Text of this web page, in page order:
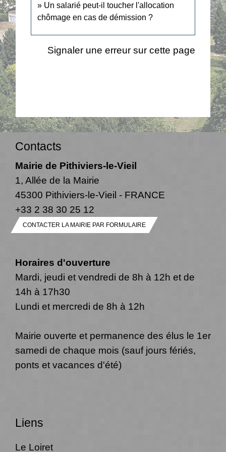
Un salarié peut-il toucher l'allocation
chômage en cas de démission ?
Signaler une erreur sur cette page
Contacts
Mairie de Pithiviers-le-Vieil
1, Allée de la Mairie
45300 Pithiviers-le-Vieil - FRANCE
+33 2 38 30 25 12
CONTACTER LA MAIRIE PAR FORMULAIRE
Horaires d'ouverture
Mardi, jeudi et vendredi de 8h à 12h et de
14h à 17h30
Lundi et mercredi de 8h à 12h
Mairie ouverte et permanence des élus le 1er
samedi de chaque mois (sauf jours fériés,
ponts et vacances d'été)
Liens
Le Loiret